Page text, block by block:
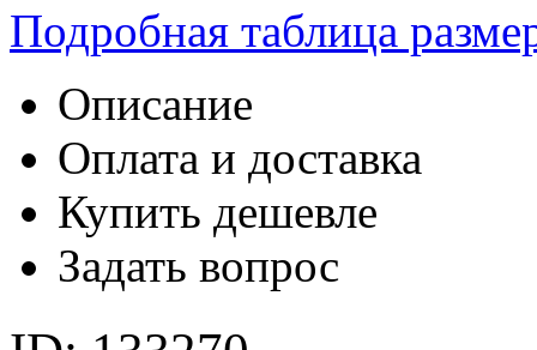
Подробная таблица
Описание
Оплата и доставка
Купить дешевле
Задать вопрос